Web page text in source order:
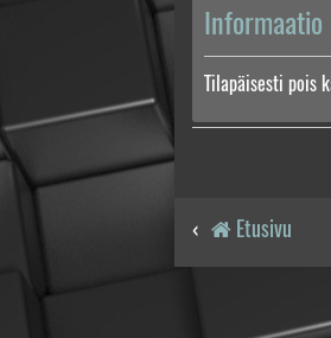
Informaatio
Tilapäisesti pois
Etusivu